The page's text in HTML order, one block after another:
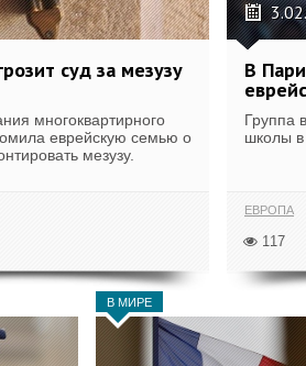
суд за мезузу
многоквартирного
еврейскую семью о
мезузу.
В
Группа
школы
ЕВРОПА
117
В МИРЕ